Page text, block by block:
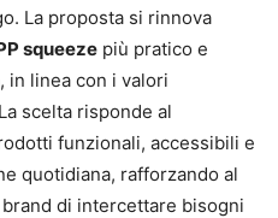
La proposta si rinnova
squeeze più pratico e
in linea con i valori
scelta risponde al
funzionali, accessibili e
quotidiana, rafforzando al
di intercettare bisogni